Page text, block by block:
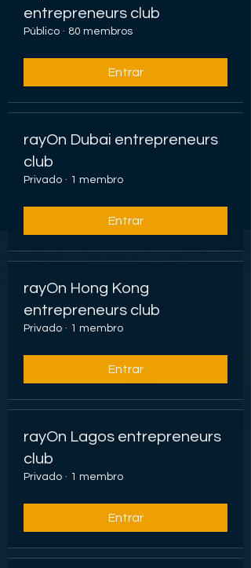
entrepreneurs club
Público · 80 membros
Entrar
rayOn Dubai entrepreneurs
club
Privado · 1 membro
Entrar
rayOn Hong Kong
entrepreneurs club
Privado · 1 membro
Entrar
rayOn Lagos entrepreneurs
club
Privado · 1 membro
Entrar